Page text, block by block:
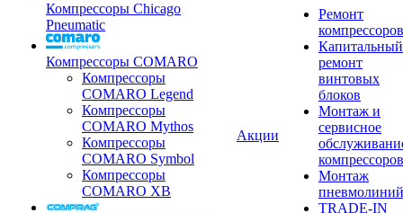
Компрессоры Chicago
Pneumatic
Компрессоры COMARO
Компрессоры
COMARO Legend
Компрессоры
COMARO Mythos
Компрессоры
COMARO Symbol
Компрессоры
COMARO XB
Акции
Ремонт
компрессоров
Капитальный
ремонт
винтовых
блоков
Монтаж и
сервисное
компрессоров
Монтаж
пневмолиний
TRADE-IN